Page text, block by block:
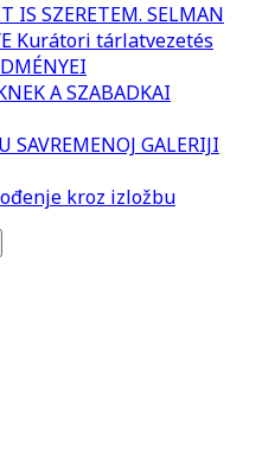
IS SZERETEM. SELMAN
Kurátori tárlatvezetés
A SZABADKAI
SAVREMENOJ GALERIJI
kroz izložbu